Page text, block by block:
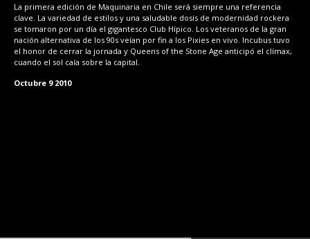
La primera edición de Maquinaria en Chile será siempre una referencia
clave. La variedad de estilos y una saludable dosis de modernidad rockera
se tomaron por un día el gigantesco Club Hípico. Los veteranos de la gran
nación alternativa de los 90s veían por fin a los Pixies en vivo. Incubus tuvo
el honor de cerrar la jornada y Queens of the Stone Age anticipó el clímax,
cuando el sol caía sobre la capital.
Octubre 9 2010